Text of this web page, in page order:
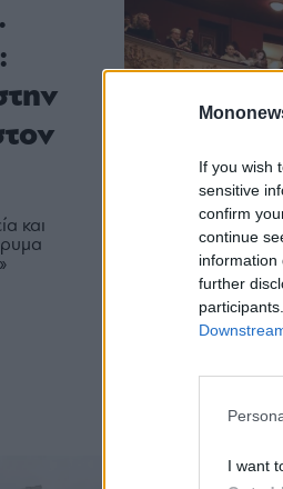
If you wish
sensitive
confirm
continue
information
further
I want
και